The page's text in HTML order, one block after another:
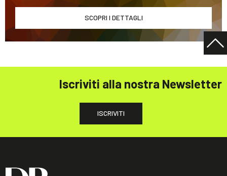
SCOPRI I DETTAGLI
Iscriviti alla nostra Newsletter
ISCRIVITI